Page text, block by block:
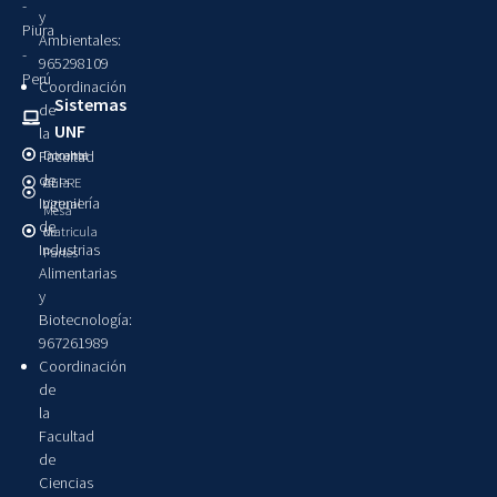
-
Piura
-
Perú
Sistemas
UNF
Intranet
Aula
Virtual
Matricula
Docente
CEPRE
Mesa
de
Partes
y
Ambientales:
965298109
Coordinación
de
la
Facultad
de
Ingeniería
de
Industrias
Alimentarias
y
Biotecnología:
967261989
Coordinación
de
la
Facultad
de
Ciencias